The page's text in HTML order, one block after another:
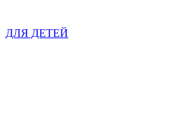
ДЛЯ ДЕТЕЙ